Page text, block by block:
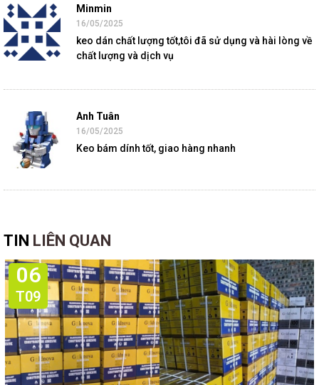
Minmin
16/05/2025
keo dán chất lượng tốt,tôi đã sử dụng và hài lòng về
chất lượng và dịch vụ
Anh Tuân
16/05/2025
Keo bám dính tốt, giao hàng nhanh
TIN LIÊN QUAN
06
T09